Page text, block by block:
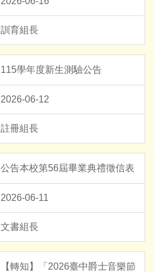
訓育組長
115學年度新生測驗公告
2026-06-12
註冊組長
公告本校第56屆畢業典禮徵信表
2026-06-11
文書組長
【轉知】「2026臺中爵士音樂節